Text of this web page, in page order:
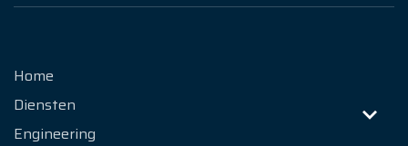
Home
Diensten
Engineering